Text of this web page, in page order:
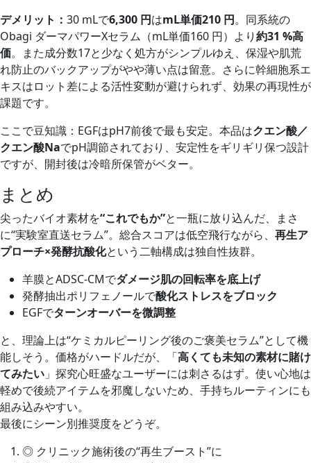
デメリット： 30 mLで6,300 円はmL単価210 円。同系統の
Obagi ダーマパワーXセラム（mL単価160 円）より約31 %高
価。また成分数17と少なく処方がシンプルゆえ、保湿や肌荒
れ防止のバックアップがやや薄い点は留意。さらに幹細胞系エ
キスはロット差による活性変動が避けられず、効果の再現性が
課題です。
ここで豆知識：EGFはpH7前後で最も安定。本品はクエン酸／
クエン酸NaでpH調節されており、安定性をギリギリ保つ設計
ですが、開封後は冷暗所保管がベター。
まとめ
尖ったバイオ素材を“これでもか”と一瓶に放り込んだ、まさ
に“実験室直送セラム”。総合スコアは低空飛行ながら、 再生ア
プローチ×発酵抗酸化という二軸構成は独自性抜群。
羊膜とADSC‑CMでダメージ肌の回転率を底上げ
発酵抽出ポリフェノールで酸化ストレスをブロック
EGFでターンオーバーを微調整
と、理論上は“ケミカルピーリング後のご褒美セラム”として機
能しそう。価格がハードルだが、「高くても未知の素材に賭け
てみたい 」探究心旺盛なユーザーには刺さるはず。使い心地は
軽めで後続アイテムを邪魔しないため、手持ちルーティンにも
組み込みやすい。
最後にシーン別推奨度をどうぞ。
◎ クリニック施術後の“再生ブースト”に